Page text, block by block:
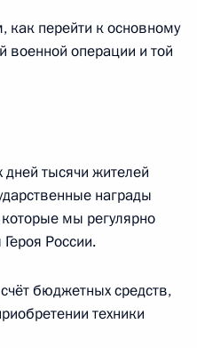
перейти к основному
военной операции и той
тысячи жителей
награды
мы регулярно
России.
бюджетных средств,
техники